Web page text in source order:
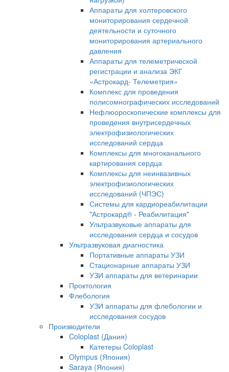
Аппараты для холтеровского
мониторирования сердечной
деятельности и суточного
мониторирования артериального
давления
Аппараты для телеметрической
регистрации и анализа ЭКГ
«Астрокард- Телеметрия»
Комплекс для проведения
полисомнографических исследований
Нефлюороскопические комплексы для
проведения внутрисердечных
электрофизиологических
исследований сердца
Комплексы для многоканального
картирования сердца
Комплексы для неинвазивных
электрофизиологических
исследований (ЧПЭС)
Системы для кардиореабилитации
"Астрокард® - Реабилитация"
Ультразвуковые аппараты для
исследования сердца и сосудов
Ультразвуковая диагностика
Портативные аппараты УЗИ
Стационарные аппараты УЗИ
УЗИ аппараты для ветеринарии
Проктология
Флебология
УЗИ аппараты для флебологии и
исследования сосудов
Производители
Coloplast (Дания)
Катетеры Coloplast
Olympus (Япония)
Saraya (Япония)